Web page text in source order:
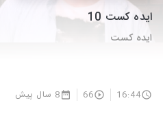
ایده کست 10
ایده کست
16:44
66 8 سال پیش